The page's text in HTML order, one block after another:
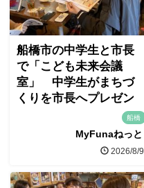
船橋市の中学生と市長
で「こども未来会議
室」 中学生がまちづ
くりを市長へプレゼン
船橋
MyFunaねっと
2026/8/9